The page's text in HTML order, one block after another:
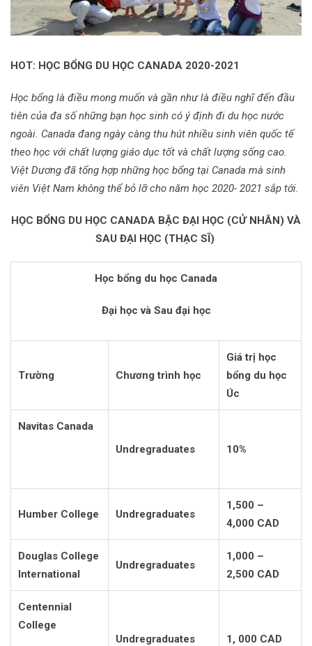
HOT: HỌC BỔNG DU HỌC CANADA 2020-2021
Học bổng là điều mong muốn và gần như là điều nghĩ đến đầu
tiên của đa số những bạn học sinh có ý định đi du học nước
ngoài. Canada đang ngày càng thu hút nhiều sinh viên quốc tế
theo học với chất lượng giáo dục tốt và chất lượng sống cao.
Việt Dương đã tổng hợp những học bổng tại Canada mà sinh
viên Việt Nam không thể bỏ lỡ cho năm học 2020- 2021 sắp tới.
HỌC BỔNG DU HỌC CANADA BẬC ĐẠI HỌC (CỬ NHÂN) VÀ
SAU ĐẠI HỌC (THẠC SĨ)
Học bổng du học Canada
Đại học và Sau đại học
Trường Chương trình học
Giá trị học
bổng du học
Úc
Navitas Canada
Undregraduates
10%
Humber College Undregraduates
1,500 –
4,000 CAD
Douglas College
International
Undregraduates
1,000 –
2,500 CAD
Centennial
College
Undregraduates
1, 000 CAD